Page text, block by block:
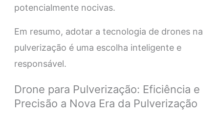
potencialmente nocivas.
Em resumo, adotar a tecnologia de drones na
pulverização é uma escolha inteligente e
responsável.
Drone para Pulverização: Eficiência e
Precisão a Nova Era da Pulverização